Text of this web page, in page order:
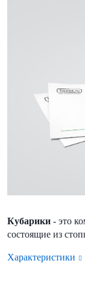
Кубарики - это
состоящие из
Характеристики